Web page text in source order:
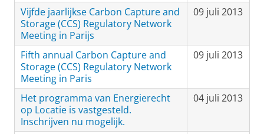
Vijfde jaarlijkse Carbon Capture and
Storage (CCS) Regulatory Network
Meeting in Parijs
09 juli 2013
Fifth annual Carbon Capture and
Storage (CCS) Regulatory Network
Meeting in Paris
09 juli 2013
Het programma van Energierecht
op Locatie is vastgesteld.
Inschrijven nu mogelijk.
04 juli 2013